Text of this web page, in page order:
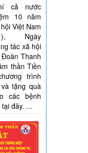
cả nước
10 năm
Việt Nam
), Ngày
tác xã hội
Thanh
thần Tiền
trình
tặng quà
các bệnh
đây. ...